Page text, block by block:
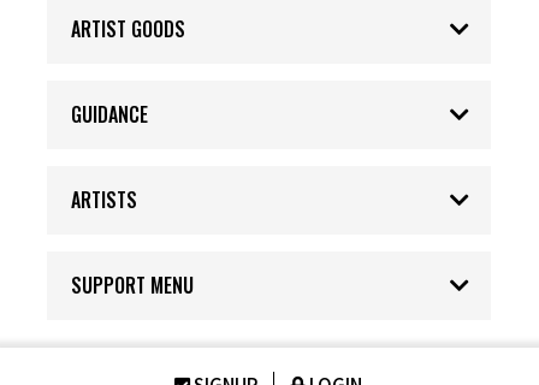
ARTIST GOODS
GUIDANCE
ARTISTS
SUPPORT MENU